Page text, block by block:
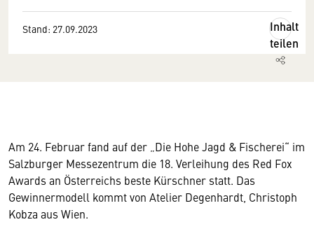
Stand: 27.09.2023
Inhalt
teilen
Am 24. Februar fand auf der „Die Hohe Jagd & Fischerei“ im
Salzburger Messezentrum die 18. Verleihung des Red Fox
Awards an Österreichs beste Kürschner statt. Das
Gewinnermodell kommt von Atelier Degenhardt, Christoph
Kobza aus Wien.